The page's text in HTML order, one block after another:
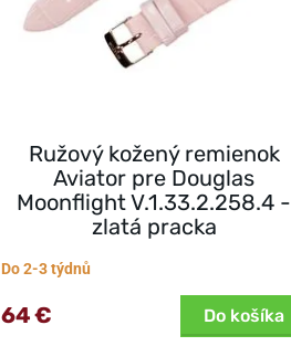
Ružový kožený remienok
Aviator pre Douglas
Moonflight V.1.33.2.258.4 -
zlatá pracka
Do 2-3 týdnů
64 € Do košíka